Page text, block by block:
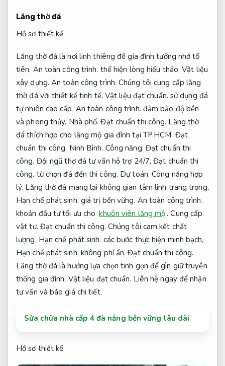
Lăng thờ đá
Hồ sơ thiết kế.
Lăng thờ đá là nơi linh thiêng để gia đình tưởng nhớ tổ
tiên, An toàn công trình. thể hiện lòng hiếu thảo.Vật liệu
xây dựng. An toàn công trình. Chúng tôi cung cấp lăng
thờ đá với thiết kế tinh tế, Vật liệu đạt chuẩn. sử dụng đá
tự nhiên cao cấp, An toàn công trình. đảm bảo độ bền
và phong thủy. Nhà phố. Đạt chuẩn thi công. Lăng thờ
đá thích hợp cho lăng mộ gia đình tại TP.HCM, Đạt
chuẩn thi công. Ninh Bình. Công năng. Đạt chuẩn thi
công. Đội ngũ thợ đá tư vấn hỗ trợ 24/7,Đạt chuẩn thi
công. từ chọn đá đến thi công. Dự toán. Công năng hợp
lý. Lăng thờ đá mang lại không gian tâm linh trang trọng,
Hạn chế phát sinh. giá trị bền vững, An toàn công trình.
khoản đầu tư tối ưu cho khuôn viên lăng mộ .Cung cấp
vật tư. Đạt chuẩn thi công. Chúng tôi cam kết chất
lượng, Hạn chế phát sinh. các bước thực hiện minh bạch,
Hạn chế phát sinh. không phí ẩn.Đạt chuẩn thi công.
Lăng thờ đá là hướng lựa chọn tinh gọn để gìn giữ truyền
thống gia đình. Vật liệu đạt chuẩn. Liên hệ ngay để nhận
tư vấn và báo giá chi tiết.
Sửa chữa nhà cấp 4 đà nẵng bền vững lâu dài
Hồ sơ thiết kế.